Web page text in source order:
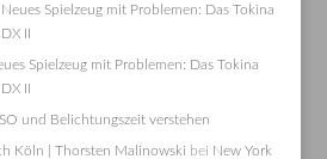
Neues Spielzeug mit Problemen: Das Tokina
II
Spielzeug mit Problemen: Das Tokina
II
und Belichtungszeit verstehen
Köln | Thorsten Malinowski bei New York